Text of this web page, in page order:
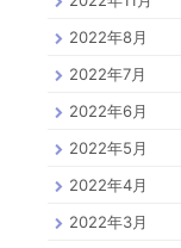
2022年8月
2022年7月
2022年6月
2022年5月
2022年4月
2022年3月